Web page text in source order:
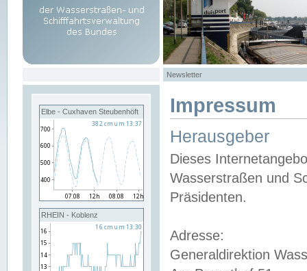
Newsletter
Elbe - Cuxhaven Steubenhöft
RHEIN - Koblenz
Impressum
Herausgeber
Dieses
Wasserstraßen und
Präsidenten.
Adresse:
Generaldirektion